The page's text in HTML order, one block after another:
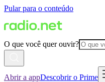
Pular para o conteúdo
O que você quer ouvir?
Abrir a appDescobrir o Prime